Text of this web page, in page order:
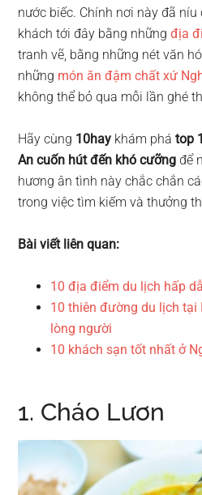
nước biếc. Chính nơi này đã
khách tới đây bằng nhữngđịa
tranh vẽ, bằng những nét văn
những món ăn đậm chất xứ
không thể bỏ qua mỗi lần ghé
Hãy cùng 10hay khám phátop
An cuốn hút đến khó cưỡng để
hương ân tình này chắc chắn
trong việc tìm kiếm và thưởng
Bài viết liên quan:
10 địa điểm du lịch hấp
10 thiên đường du lịch tại
lòng người
10 khách sạn tốt nhất ở
1. Cháo Lươn